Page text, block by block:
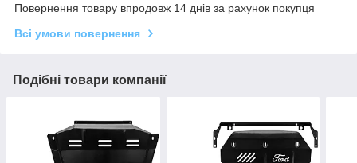
Повернення товару впродовж 14 днів за рахунок покупця
Всі умови повернення
Подібні товари компанії